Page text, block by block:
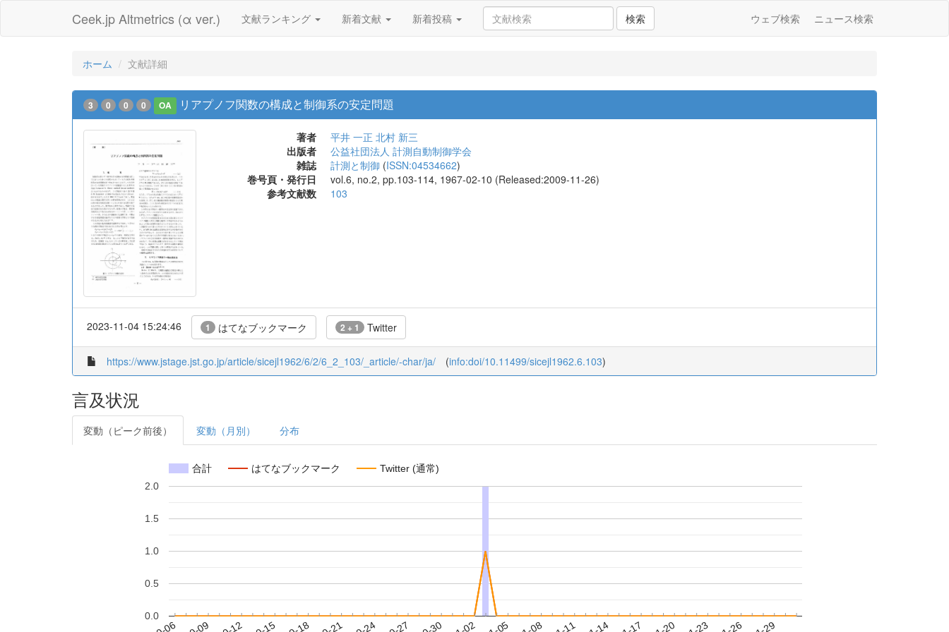
Ceek.jp Altmetrics (α ver.) 文献ランキング 新着文献 新着投稿 検索 ウェブ検索 ニュース検索
ホーム 文献詳細
3 0 0 0 OA リアプノフ関数の構成と制御系の安定問題
著者 平井 一正 北村 新三
出版者
公益社団法人 計測自動制御学会
雑誌
計測と制御 (ISSN:04534662)
巻号頁・発行日
vol.6, no.2, pp.103-114, 1967-02-10 (Released:2009-11-26)
参考文献数
103
2023-11-04 15:24:46 1 はてなブックマーク 2 + 1 Twitter
https://www.jstage.jst.go.jp/article/sicejl1962/6/2/6_2_103/_article/-char/ja/ (info:doi/10.11499/sicejl1962.6.103)
言及状況
変動（ピーク前後） 変動（月別） 分布
合計 はてなブックマーク Twitter (通常)
0.0
0.5
1.0
1.5
2.0